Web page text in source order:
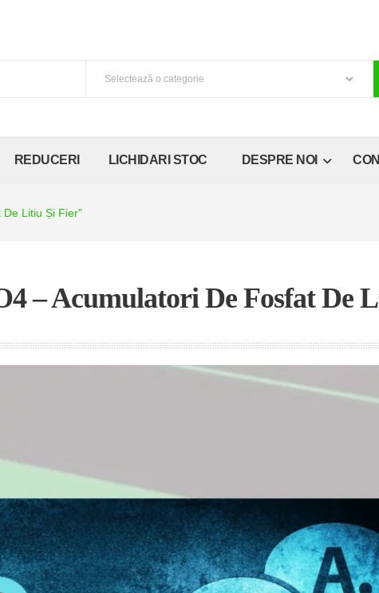
REDUCERI LICHIDARI STOC DESPRE NOI
De Litiu Și Fier"
– Acumulatori De Fosfat De